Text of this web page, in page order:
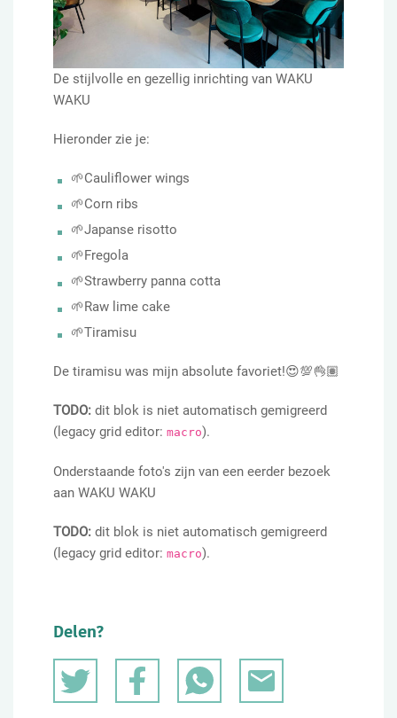
De stijlvolle en gezellig inrichting van WAKU
WAKU
Hieronder zie je:
🌱Cauliflower wings
🌱Corn ribs
🌱Japanse risotto
🌱Fregola
🌱Strawberry panna cotta
🌱Raw lime cake
🌱Tiramisu
De tiramisu was mijn absolute favoriet!😍💯👌🏽
TODO: dit blok is niet automatisch gemigreerd
(legacy grid editor: macro).
Onderstaande foto's zijn van een eerder bezoek
aan WAKU WAKU
TODO: dit blok is niet automatisch gemigreerd
(legacy grid editor: macro).
Delen?